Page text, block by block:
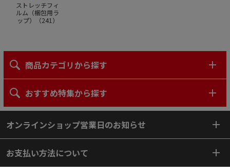
ストレッチフィ
ルム（梱包用ラ
ップ）（241 ）
商品カテゴリから探す
おすすめ特集から探す
オンラインショップ営業日のお知らせ
お支払い方法について